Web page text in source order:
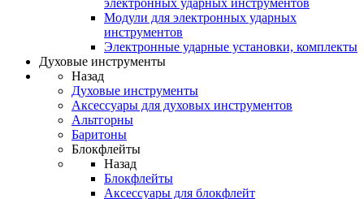
электронных ударных инструментов
Модули для электронных ударных
инструментов
Электронные ударные установки, комплекты
Духовые инструменты
Назад
Духовые инструменты
Аксессуары для духовых инструментов
Альтгорны
Баритоны
Блокфлейты
Назад
Блокфлейты
Аксессуары для блокфлейт